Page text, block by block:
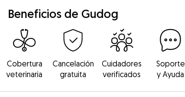
Beneficios de Gudog
Cobertura
veterinaria
Cancelación
gratuita
Cuidadores
verificados
Soporte
y Ayuda